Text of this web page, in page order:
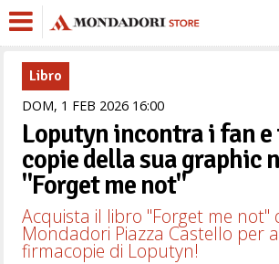
Libro
DOM, 1 FEB 2026 1600
Loputyn incontra i fan
copie della sua graphic
"Forget me not"
Acquista il libro "Forget me not"
Mondadori Piazza Castello per
firmacopie di Loputyn!